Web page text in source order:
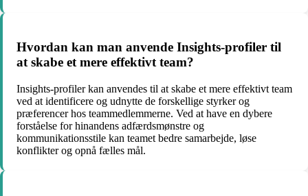
Hvordan kan man anvende Insights-profiler til
at skabe et mere effektivt team?
Insights-profiler kan anvendes til at skabe et mere effektivt team
ved at identificere og udnytte de forskellige styrker og
præferencer hos teammedlemmerne. Ved at have en dybere
forståelse for hinandens adfærdsmønstre og
kommunikationsstile kan teamet bedre samarbejde, løse
konflikter og opnå fælles mål.